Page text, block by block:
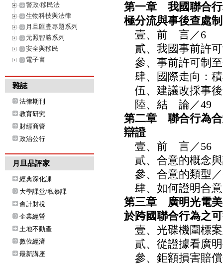
警政‧移民法
生物科技與法律
月旦匯豐專題系列
元照智勝系列
安全與移民
電子書
雜誌
法律期刊
教育研究
財經商管
政治公行
月旦品評家
經典深化課
大學課堂/私慕課
會計財稅
企業經營
土地不動產
數位經濟
最新講座
第一章 我國聯合行
極分流與事後查處制
壹、前 言／6
貳、我國事前許
參、事前許可制
肆、國際走向：
伍、建議改採事
陸、結 論／49
第二章 聯合行為合
辯證
壹、前 言／56
貳、合意的概念
參、合意的類型
肆、如何證明合
第三章 廣明光電美
於跨國聯合行為之
壹、光碟機圍標案
貳、從證據看廣明
參、鉅額損害賠